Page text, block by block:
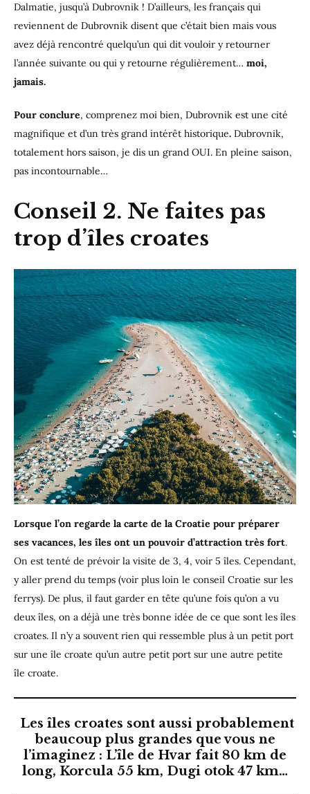
Dalmatie, jusqu’à Dubrovnik ! D’ailleurs, les français qui
reviennent de Dubrovnik disent que c’était bien mais vous
avez déjà rencontré quelqu’un qui dit vouloir y retourner
l’année suivante ou qui y retourne régulièrement… moi,
jamais.
Pour conclure, comprenez moi bien, Dubrovnik est une cité
magnifique et d’un très grand intérêt historique. Dubrovnik,
totalement hors saison, je dis un grand OUI. En pleine saison,
pas incontournable…
Conseil 2. Ne faites pas
trop d’îles croates
Lorsque l’on regarde la carte de la Croatie pour préparer
ses vacances, les îles ont un pouvoir d’attraction très fort.
On est tenté de prévoir la visite de 3, 4, voir 5 îles. Cependant,
y aller prend du temps (voir plus loin le conseil Croatie sur les
ferrys). De plus, il faut garder en tête qu’une fois qu’on a vu
deux îles, on a déjà une très bonne idée de ce que sont les îles
croates. Il n’y a souvent rien qui ressemble plus à un petit port
sur une île croate qu’un autre petit port sur une autre petite
île croate.
Les îles croates sont aussi probablement
beaucoup plus grandes que vous ne
l’imaginez : L’île de Hvar fait 80 km de
long, Korcula 55 km, Dugi otok 47 km…